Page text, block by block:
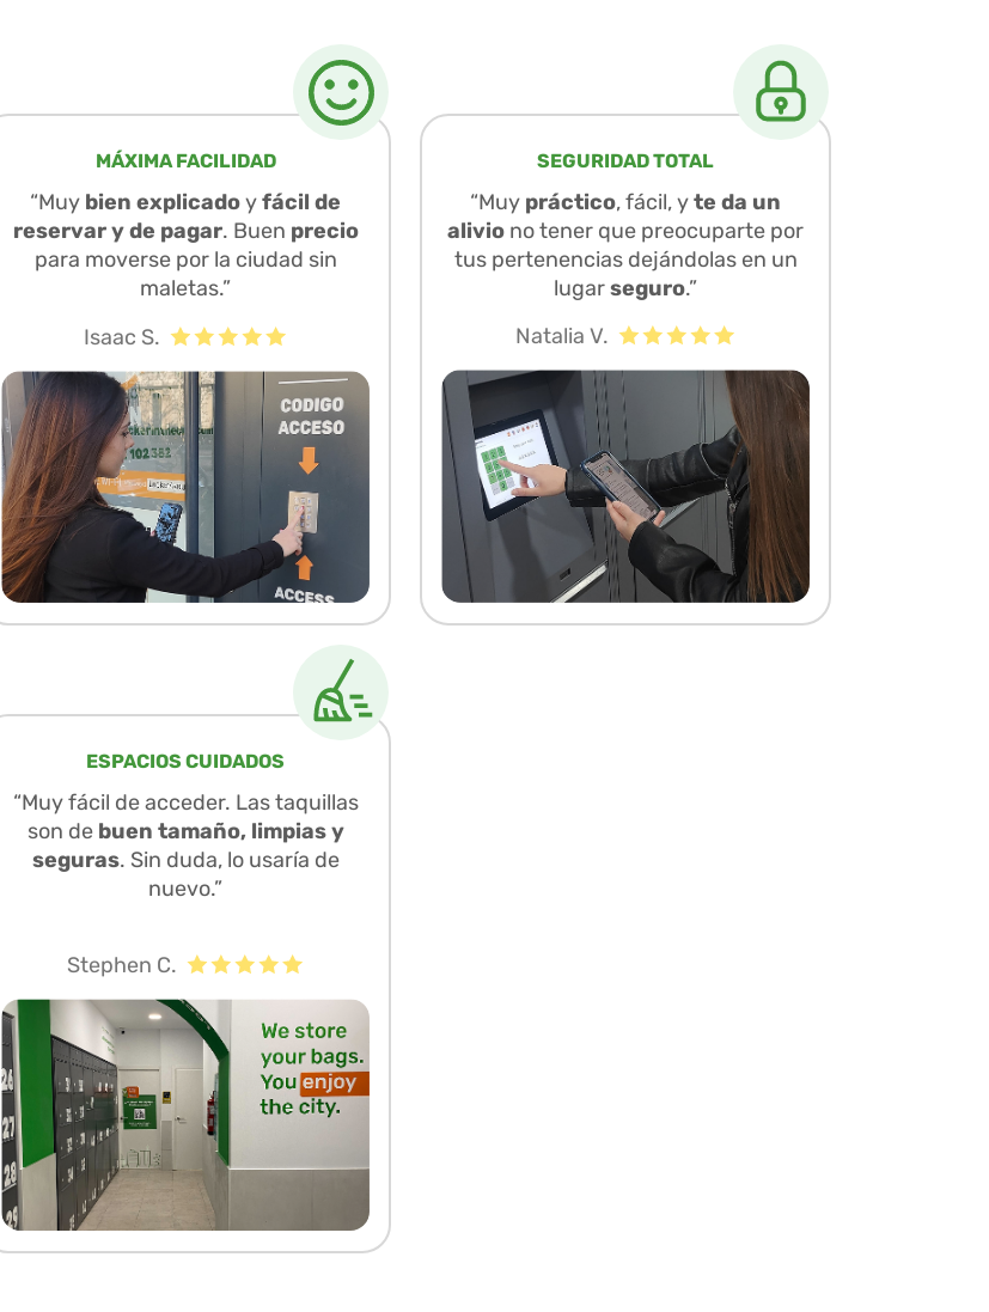
MÁXIMA FACILIDAD
“Muy bien explicadoyfácil de
reservar y de pagar. Buen precio
para moverse por la ciudad sin
maletas.”
Isaac S.
SEGURIDAD TOTAL
“Muy práctico, fácil, yte da un
alivio no tener que preocuparte por
tus pertenencias dejándolas en un
lugarseguro.”
Natalia V.
ESPACIOS CUIDADOS
“Muy fácil de acceder. Las taquillas
son de buen tamaño, limpias y
seguras. Sin duda, lo usaría de
nuevo.”
Stephen C.